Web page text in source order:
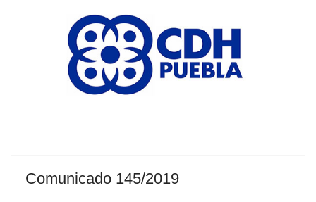
Comunicado 145/2019